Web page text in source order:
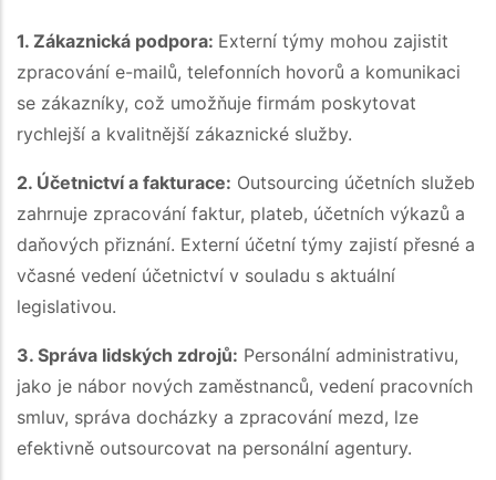
1. Zákaznická podpora: Externí týmy mohou zajistit
zpracování e-mailů, telefonních hovorů a komunikaci
se zákazníky, což umožňuje firmám poskytovat
rychlejší a kvalitnější zákaznické služby.
2. Účetnictví a fakturace: Outsourcing účetních služeb
zahrnuje zpracování faktur, plateb, účetních výkazů a
daňových přiznání. Externí účetní týmy zajistí přesné a
včasné vedení účetnictví v souladu s aktuální
legislativou.
3. Správa lidských zdrojů: Personální administrativu,
jako je nábor nových zaměstnanců, vedení pracovních
smluv, správa docházky a zpracování mezd, lze
efektivně outsourcovat na personální agentury.